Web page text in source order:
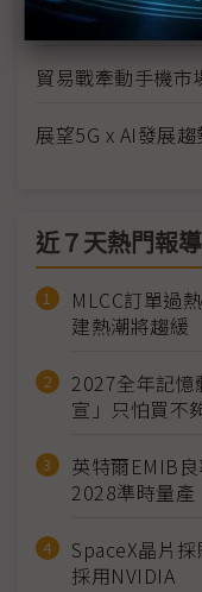
5G與AI帶動需求
貿易戰牽動手機市
展望5G x AI發展
近７天熱門報導
MLCC訂單過
建熱潮將趨緩
2027全年記
宣」只怕買不
英特爾EMIB
2028準時量產
SpaceX晶片
採用NVIDIA